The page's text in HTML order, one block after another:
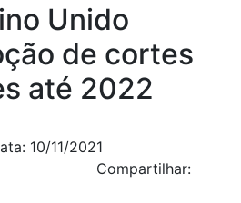
Unido
de cortes
até 2022
10/11/2021
Compartilhar: